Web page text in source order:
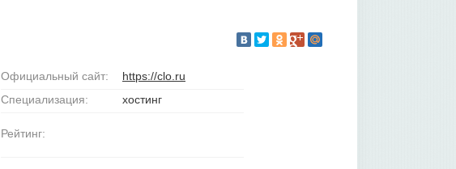
Официальный сайт:
https://clo.ru
Специализация:
хостинг
Рейтинг: